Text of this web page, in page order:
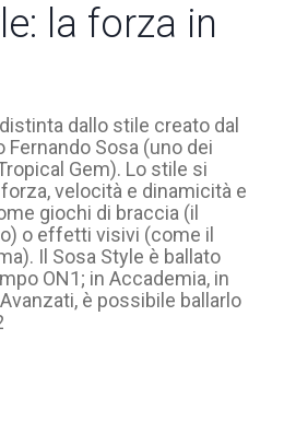
la forza in
dallo stile creato dal
Sosa (uno dei
Gem). Lo stile si
velocità e dinamicità e
giochi di braccia (il
o effetti visivi (come il
Il Sosa Style è ballato
ON1; in Accademia, in
è possibile ballarlo